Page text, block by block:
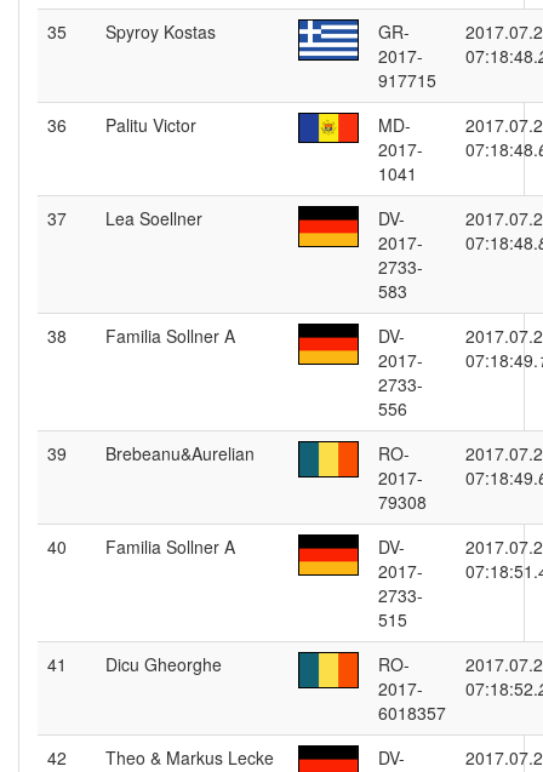
35 Spyroy Kostas
GR-
2017-
917715
07:18:48.
36 Palitu Victor
MD-
2017-
1041
07:18:48.
37 Lea Soellner
DV-
2017-
2733-
583
07:18:48.
38 Familia Sollner A
DV-
2017-
2733-
556
07:18:49.
39 Brebeanu&Aurelian
RO-
2017-
79308
07:18:49.
40 Familia Sollner A
DV-
2017-
2733-
515
07:18:51.
41 Dicu Gheorghe
RO-
2017-
6018357
07:18:52.
42 Theo & Markus Lecke
DV-